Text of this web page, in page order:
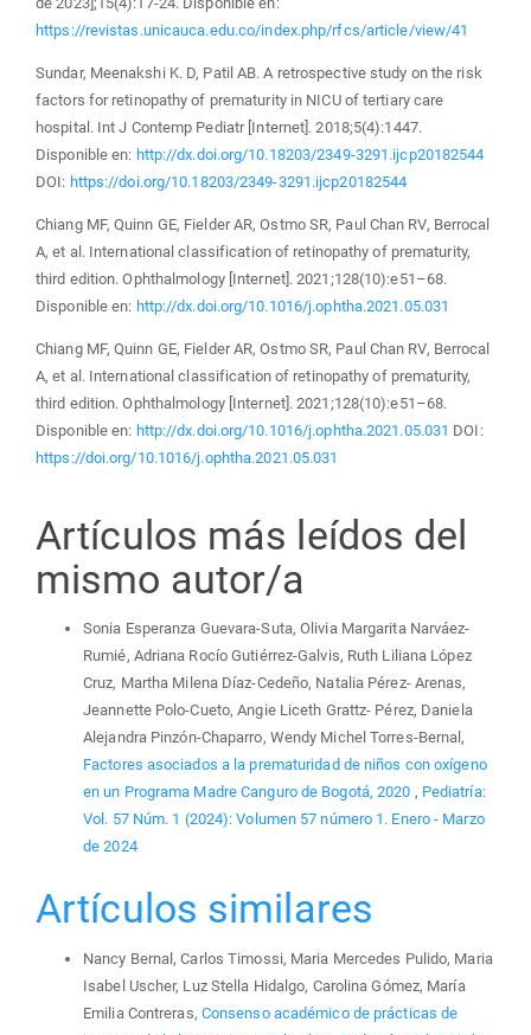
https://revistas.unicauca.edu.co/index.php/rfcs/article/view/41
Sundar, Meenakshi K. D, Patil AB. A retrospective study on the risk
factors for retinopathy of prematurity in NICU of tertiary care
hospital. Int J Contemp Pediatr [Internet]. 2018;5(4):1447.
Disponible en: http://dx.doi.org/10.18203/2349-3291.ijcp20182544
DOI: https://doi.org/10.18203/2349-3291.ijcp20182544
Chiang MF, Quinn GE, Fielder AR, Ostmo SR, Paul Chan RV, Berrocal
A, et al. International classification of retinopathy of prematurity,
third edition. Ophthalmology [Internet]. 2021;128(10):e51–68.
Disponible en: http://dx.doi.org/10.1016/j.ophtha.2021.05.031
Chiang MF, Quinn GE, Fielder AR, Ostmo SR, Paul Chan RV, Berrocal
A, et al. International classification of retinopathy of prematurity,
third edition. Ophthalmology [Internet]. 2021;128(10):e51–68.
Disponible en: http://dx.doi.org/10.1016/j.ophtha.2021.05.031 DOI:
https://doi.org/10.1016/j.ophtha.2021.05.031
Artículos más leídos del
mismo autor/a
Sonia Esperanza Guevara-Suta, Olivia Margarita Narváez-
Rumié, Adriana Rocío Gutiérrez-Galvis, Ruth Liliana López
Cruz, Martha Milena Díaz-Cedeño, Natalia Pérez- Arenas,
Jeannette Polo-Cueto, Angie Liceth Grattz- Pérez, Daniela
Alejandra Pinzón-Chaparro, Wendy Michel Torres-Bernal,
Factores asociados a la prematuridad de niños con oxígeno
en un Programa Madre Canguro de Bogotá, 2020 , Pediatría:
Vol. 57 Núm. 1 (2024): Volumen 57 número 1. Enero - Marzo
de 2024
Artículos similares
Nancy Bernal, Carlos Timossi, Maria Mercedes Pulido, Maria
Isabel Uscher, Luz Stella Hidalgo, Carolina Gómez, María
Emilia Contreras, Consenso académico de prácticas de